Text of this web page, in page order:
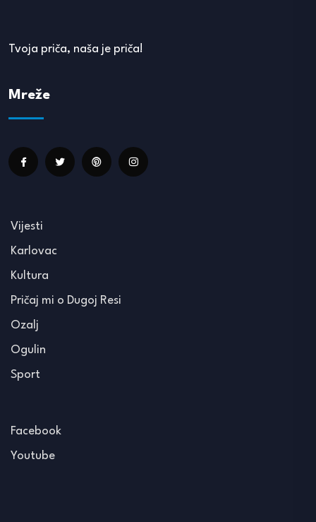
Tvoja priča, naša je priča!
Mreže
Vijesti
Karlovac
Kultura
Pričaj mi o Dugoj Resi
Ozalj
Ogulin
Sport
Facebook
Youtube